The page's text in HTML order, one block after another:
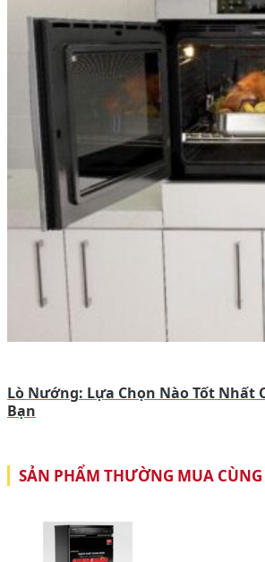
Lò Nướng: Lựa Chọn Nào Tốt Nhất
Bạn
SẢN PHẨM THƯỜNG MUA CÙNG